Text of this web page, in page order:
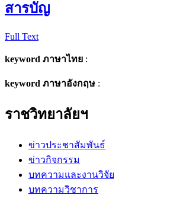
สารบัญ
Full Text
keyword ภาษาไทย :
keyword ภาษาอังกฤษ :
ราชวิทยาลัยฯ
ข่าวประชาสัมพันธ์
ข่าวกิจกรรม
บทความและงานวิจัย
บทความวิชาการ